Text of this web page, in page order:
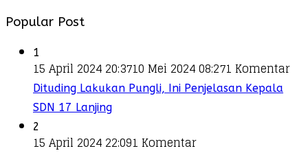
Popular Post
1
15 April 2024 20:3710 Mei 2024 08:271 Komentar
Dituding Lakukan Pungli, Ini Penjelasan Kepala
SDN 17 Lanjing
2
15 April 2024 22:091 Komentar